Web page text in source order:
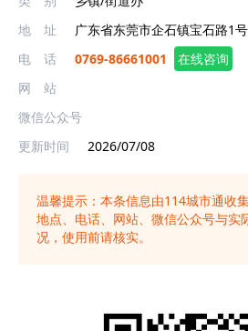
地 址
广东省东莞市企石镇宝石路1号
电 话
0769-86661001
在线咨询
网 站
微信公众号
更新时间
2026/07/08
温馨提示：本条信息由114城市通收
地点、电话、网站、微信公众号与实
况，使用前请核实。